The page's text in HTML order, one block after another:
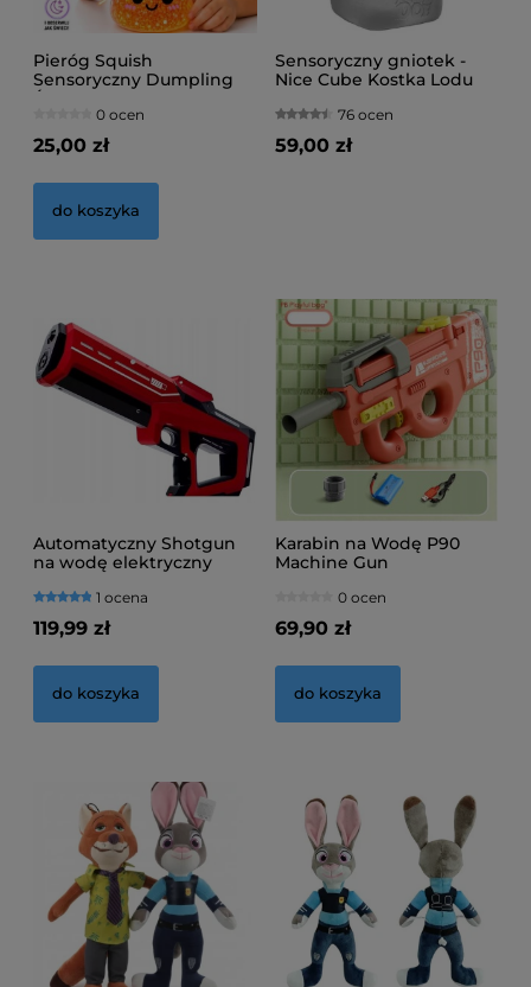
Pieróg Squish
Sensoryczny Dumpling
Świecący w Ciemności
0 ocen
25,00 zł
do koszyka
Sensoryczny gniotek -
Nice Cube Kostka Lodu
76 ocen
59,00 zł
Automatyczny Shotgun
na wodę elektryczny
1 ocena
119,99 zł
do koszyka
Karabin na Wodę P90
Machine Gun
0 ocen
69,90 zł
do koszyka